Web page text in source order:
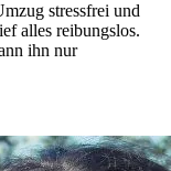
stressfrei und
alles reibungslos.
ihn nur